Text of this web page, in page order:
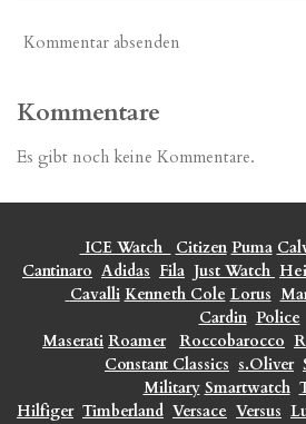
Kommentar absenden
Kommentare
Es gibt noch keine Kommentare.
ICE Watch Citizen Puma
Cantinaro Adidas Fila Just Watch
Cavalli Kenneth Cole Lorus
Cardin Police
Maserati Roamer Roccobarocco
Constant Classics s.Oliver
Military Smartwatch
Hilfiger Timberland Versace Versus